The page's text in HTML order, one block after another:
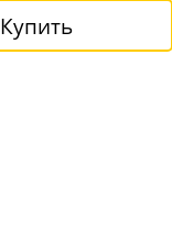
Купить